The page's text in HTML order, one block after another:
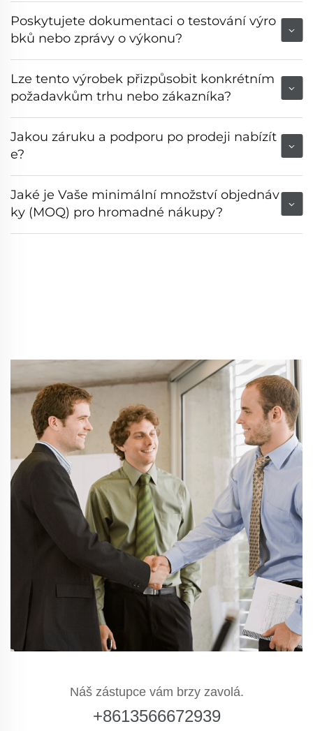
Poskytujete dokumentaci o testování výro
bků nebo zprávy o výkonu?
Lze tento výrobek přizpůsobit konkrétním
požadavkům trhu nebo zákazníka?
Jakou záruku a podporu po prodeji nabízít
e?
Jaké je Vaše minimální množství objednáv
ky (MOQ) pro hromadné nákupy?
Náš zástupce vám brzy zavolá.
+8613566672939